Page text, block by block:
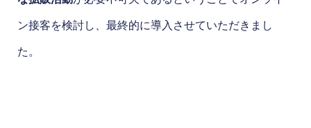
ン接客を検討し、最終的に導入させていただきまし
た。